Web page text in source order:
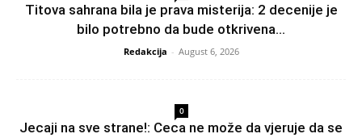
Titova sahrana bila je prava misterija: 2 decenije je
bilo potrebno da bude otkrivena...
Redakcija - August 6, 2026
0
Jecaji na sve strane!: Ceca ne može da vjeruje da se